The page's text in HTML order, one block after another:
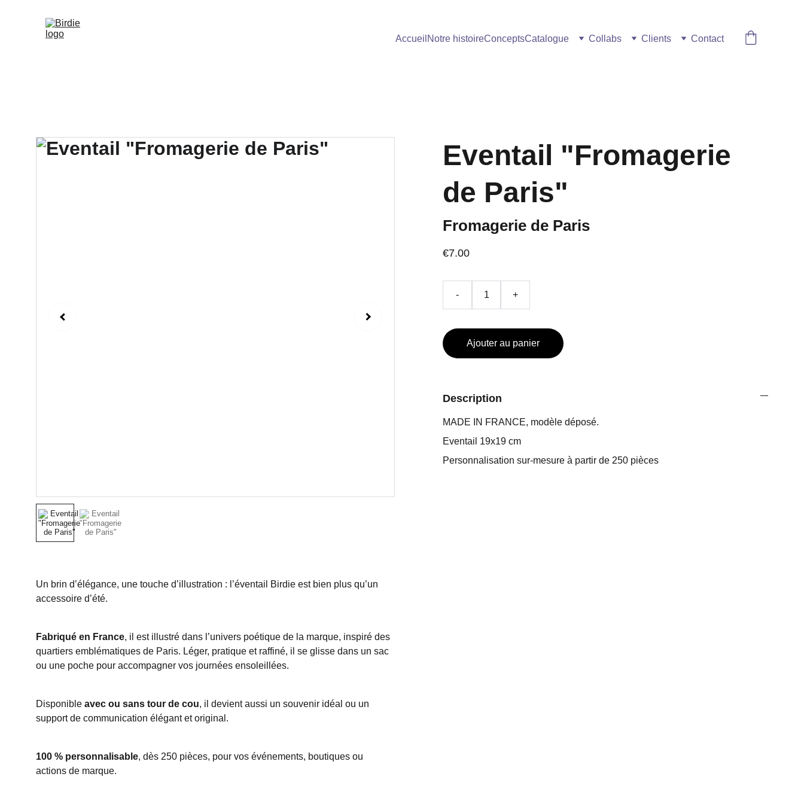
Accueil Notre histoireConceptsCatalogue Collabs Clients Contact
Un brin d’élégance, une touche d’illustration : l’éventail Birdie est bien plus qu’un
accessoire d’été.
Fabriqué en France, il est illustré dans l’univers poétique de la marque, inspiré des
quartiers emblématiques de Paris. Léger, pratique et raffiné, il se glisse dans un sac
ou une poche pour accompagner vos journées ensoleillées.
Disponible avec ou sans tour de cou, il devient aussi un souvenir idéal ou un
support de communication élégant et original.
100 % personnalisable, dès 250 pièces, pour vos événements, boutiques ou
actions de marque.
Eventail "Fromagerie
de Paris"
Fromagerie de Paris
€7.00
- +
Ajouter au panier
Description
MADE IN FRANCE, modèle déposé.
Eventail 19x19 cm
Personnalisation sur-mesure à partir de 250 pièces